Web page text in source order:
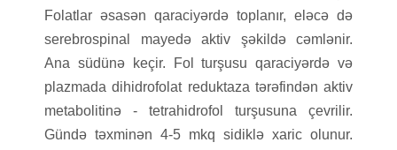
Folatlar əsasən qaraciyərdə toplanır, eləcə də
serebrospinal mayedə aktiv şəkildə cəmlənir.
Ana südünə keçir. Fol turşusu qaraciyərdə və
plazmada dihidrofolat reduktaza tərəfindən aktiv
metabolitinə - tetrahidrofol turşusuna çevrilir.
Gündə təxminən 4-5 mkq sidiklə xaric olunur.